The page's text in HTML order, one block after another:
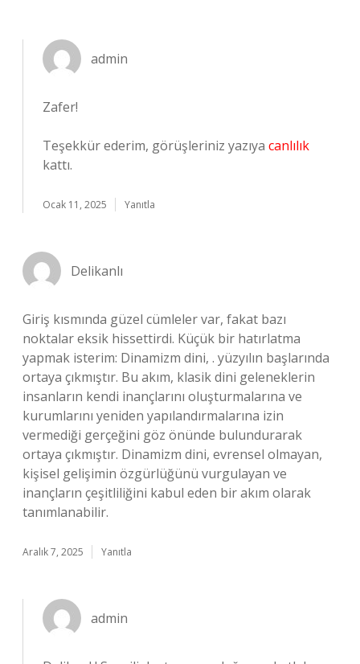
admin
Zafer!
Teşekkür ederim, görüşleriniz yazıya canlılık
kattı.
Ocak 11, 2025 Yanıtla
Delikanlı
Giriş kısmında güzel cümleler var, fakat bazı
noktalar eksik hissettirdi. Küçük bir hatırlatma
yapmak isterim: Dinamizm dini, . yüzyılın başlarında
ortaya çıkmıştır. Bu akım, klasik dini geleneklerin
insanların kendi inançlarını oluşturmalarına ve
kurumlarını yeniden yapılandırmalarına izin
vermediği gerçeğini göz önünde bulundurarak
ortaya çıkmıştır. Dinamizm dini, evrensel olmayan,
kişisel gelişimin özgürlüğünü vurgulayan ve
inançların çeşitliliğini kabul eden bir akım olarak
tanımlanabilir.
Aralık 7, 2025 Yanıtla
admin